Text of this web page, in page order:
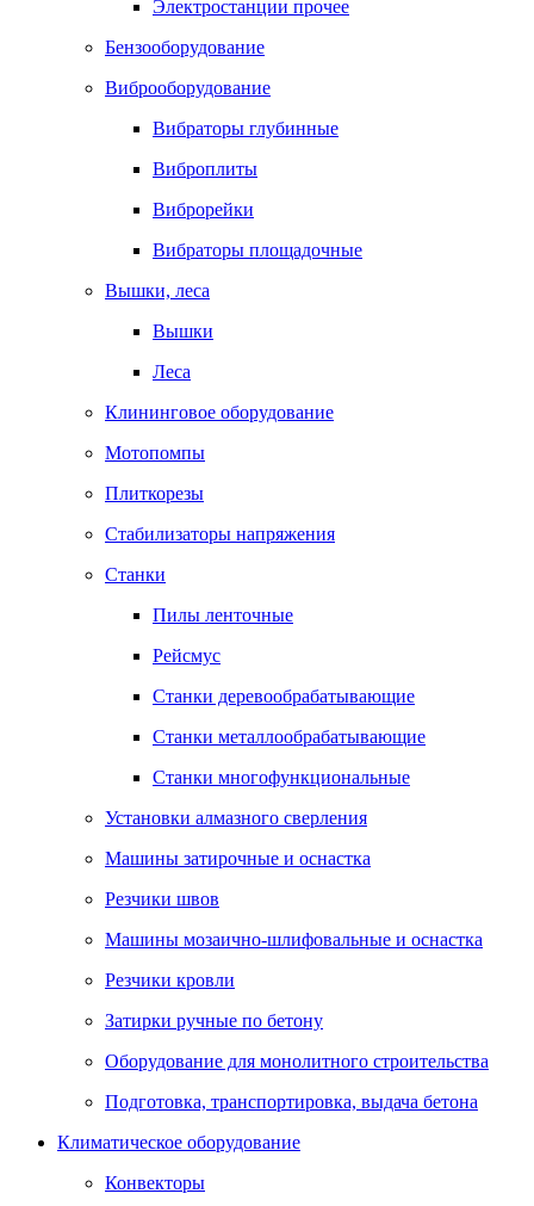
Электростанции прочее
Бензооборудование
Виброоборудование
Вибраторы глубинные
Виброплиты
Виброрейки
Вибраторы площадочные
Вышки, леса
Вышки
Леса
Клининговое оборудование
Мотопомпы
Плиткорезы
Стабилизаторы напряжения
Станки
Пилы ленточные
Рейсмус
Станки деревообрабатывающие
Станки металлообрабатывающие
Станки многофункциональные
Установки алмазного сверления
Машины затирочные и оснастка
Резчики швов
Машины мозаично-шлифовальные и оснастка
Резчики кровли
Затирки ручные по бетону
Оборудование для монолитного строительства
Подготовка, транспортировка, выдача бетона
Климатическое оборудование
Конвекторы